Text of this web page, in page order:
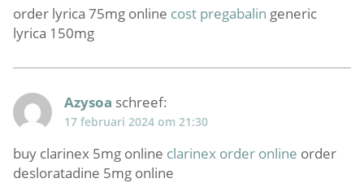
order lyrica 75mg online cost pregabalin generic
lyrica 150mg
Azysoa schreef:
17 februari 2024 om 21:30
buy clarinex 5mg online clarinex order online order
desloratadine 5mg online